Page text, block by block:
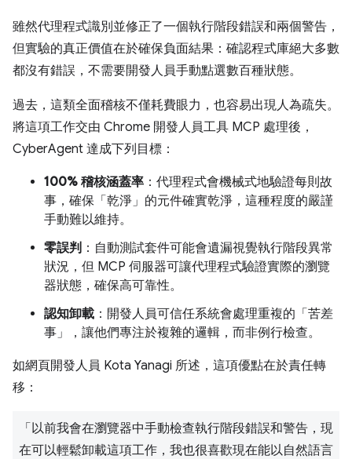
雖然代理程式識別並修正了一個執行階段錯誤和兩個警告，
但實驗的真正價值在於確保負面結果：確認程式庫絕大多數
都沒有錯誤，不需要開發人員手動點選數百種狀態。
過去，這類全面稽核不僅耗費眼力，也容易出現人為疏失。
將這項工作交由 Chrome 開發人員工具 MCP 處理後，
CyberAgent 達成下列目標：
100% 稽核涵蓋率 ：代理程式會機械式地驗證每則故
事，確保「乾淨」的元件確實乾淨，這種程度的嚴謹
手動難以維持。
零誤判 ：自動測試套件可能會遺漏視覺執行階段異常
狀況，但 MCP 伺服器可讓代理程式驗證實際的瀏覽
器狀態，確保高可靠性。
認知卸載 ：開發人員可信任系統會處理重複的「苦差
事」，讓他們專注於複雜的邏輯，而非例行檢查。
如網頁開發人員 Kota Yanagi 所述，這項優點在於責任轉
移：
「以前我會在瀏覽器中手動檢查執行階段錯誤和警告，現
在可以輕鬆卸載這項工作，我也很喜歡現在能以自然語言